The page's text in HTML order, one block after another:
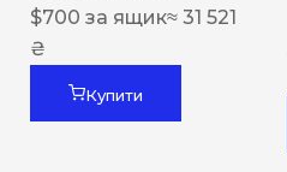
$700 за ящик≈ 31 521
₴
Купити